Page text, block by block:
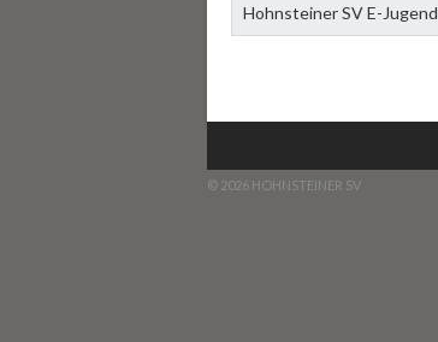
Hohnsteiner SV E-Jugend
© 2026 HOHNSTEINER SV